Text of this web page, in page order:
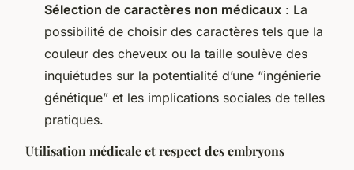
Sélection de caractères non médicaux : La
possibilité de choisir des caractères tels que la
couleur des cheveux ou la taille soulève des
inquiétudes sur la potentialité d’une “ingénierie
génétique” et les implications sociales de telles
pratiques.
Utilisation médicale et respect des embryons